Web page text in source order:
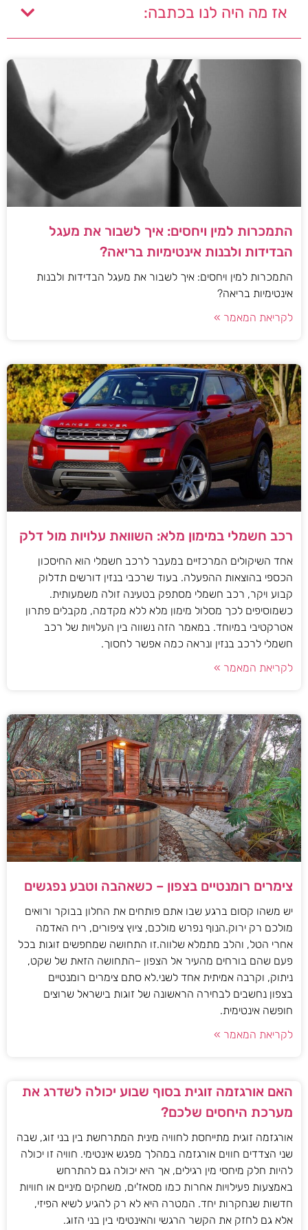
אז מה היה לנו בכתבה:
התמכרות למין ויחסים: איך לשבור את מעגל
הבדידות ולבנות אינטימיות בריאה?
התמכרות למין ויחסים: איך לשבור את מעגל הבדידות ולבנות
אינטימיות בריאה?
לקריאת המאמר »
רכב חשמלי במימון מלא: השוואת עלויות מול דלק
אחד השיקולים המרכזיים במעבר לרכב חשמלי הוא החיסכון
הכספי בהוצאות ההפעלה. בעוד שרכבי בנזין דורשים תדלוק
קבוע ויקר, רכב חשמלי מסתפק בטעינה זולה משמעותית.
כשמוסיפים לכך מסלול מימון מלא ללא מקדמה, מקבלים פתרון
אטרקטיבי במיוחד. במאמר הזה נשווה בין העלויות של רכב
חשמלי לרכב בנזין ונראה כמה אפשר לחסוך.
לקריאת המאמר »
צימרים רומנטיים בצפון – כשאהבה וטבע נפגשים
יש משהו קסום ברגע שבו אתם פותחים את החלון בבוקר ורואים
מולכם רק ירוק.הנוף נפרש מולכם, ציוץ ציפורים, ריח האדמה
אחרי הטל, והלב מתמלא שלווה.זו התחושה שמחפשים זוגות בכל
פעם שהם בורחים מהעיר אל הצפון –התחושה הזאת של שקט,
ניתוק, וקרבה אמיתית אחד לשני.לא סתם צימרים רומנטיים
בצפון נחשבים לבחירה הראשונה של זוגות בישראל שרוצים
חופשה אינטימית.
לקריאת המאמר »
האם אורגזמה זוגית בסוף שבוע יכולה לשדרג את
מערכת היחסים שלכם?
אורגזמה זוגית מתייחסת לחוויה מינית המתרחשת בין בני זוג, שבה
שני הצדדים חווים אורגזמה במהלך מפגש אינטימי. חוויה זו יכולה
להיות חלק מיחסי מין רגילים, אך היא יכולה גם להתרחש
באמצעות פעילויות אחרות כמו מסאז'ים, משחקים מיניים או חוויות
חדשות שנחקרות יחד. המטרה היא לא רק להגיע לשיא הפיזי,
אלא גם לחזק את הקשר הרגשי והאינטימי בין בני הזוג.